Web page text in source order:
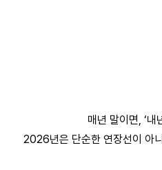
매년 말이면, ‘
2026년은 단순한 연장선이 아